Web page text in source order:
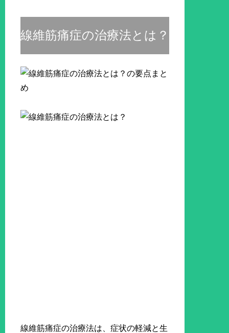
線維筋痛症の治療法とは？
線維筋痛症の治療法は、症状の軽減と生